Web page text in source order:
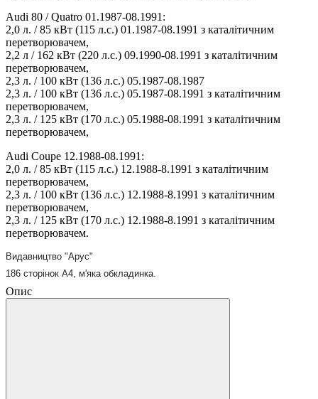
Audi 80 / Quatro 01.1987-08.1991:
2,0 л. / 85 кВт (115 л.с.) 01.1987-08.1991 з каталітичним
перетворювачем,
2,2 л / 162 кВт (220 л.с.) 09.1990-08.1991 з каталітичним
перетворювачем,
2,3 л. / 100 кВт (136 л.с.) 05.1987-08.1987
2,3 л. / 100 кВт (136 л.с.) 05.1987-08.1991 з каталітичним
перетворювачем,
2,3 л. / 125 кВт (170 л.с.) 05.1988-08.1991 з каталітичним
перетворювачем,
Audi Coupe 12.1988-08.1991:
2,0 л. / 85 кВт (115 л.с.) 12.1988-8.1991 з каталітичним
перетворювачем,
2,3 л. / 100 кВт (136 л.с.) 12.1988-8.1991 з каталітичним
перетворювачем,
2,3 л. / 125 кВт (170 л.с.) 12.1988-8.1991 з каталітичним
перетворювачем.
Видавництво "Арус"
186 сторінок А4, м'яка обкладинка.
Опис